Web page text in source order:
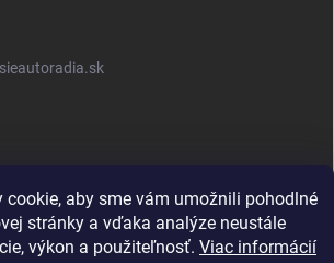
cookie, aby sme vám umožnili pohodlné
stránky a vďaka analýze neustále
výkon a použiteľnosť. Viac informácií